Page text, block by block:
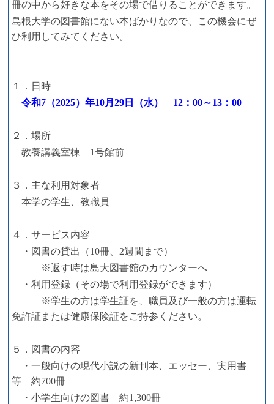
冊の中から好きな本をその場で借りることができます。
島根大学の図書館にない本ばかりなので、この機会にぜ
ひ利用してみてください。
１．日時
令和7（2025）年10月29日（水） 12：00～13：00
２．場所
教養講義室棟 1号館前
３．主な利用対象者
本学の学生、教職員
４．サービス内容
・図書の貸出（10冊、2週間まで）
※返す時は島大図書館のカウンターへ
・利用登録（その場で利用登録ができます）
※学生の方は学生証を、職員及び一般の方は運転
免許証または健康保険証をご持参ください。
５．図書の内容
・一般向けの現代小説の新刊本、エッセー、実用書
等 約700冊
・小学生向けの図書 約1,300冊